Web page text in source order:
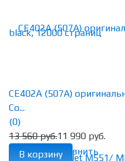
избранное сравнить
CE402A (507A)
Co...
(0)
13 560 руб.11 990 руб.
В корзину